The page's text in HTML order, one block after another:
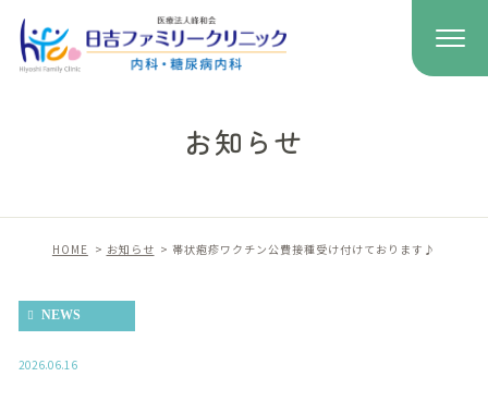
お知らせ
HOME お知らせ 帯状疱疹ワクチン公費接種受け付けております♪
NEWS
2026.06.16